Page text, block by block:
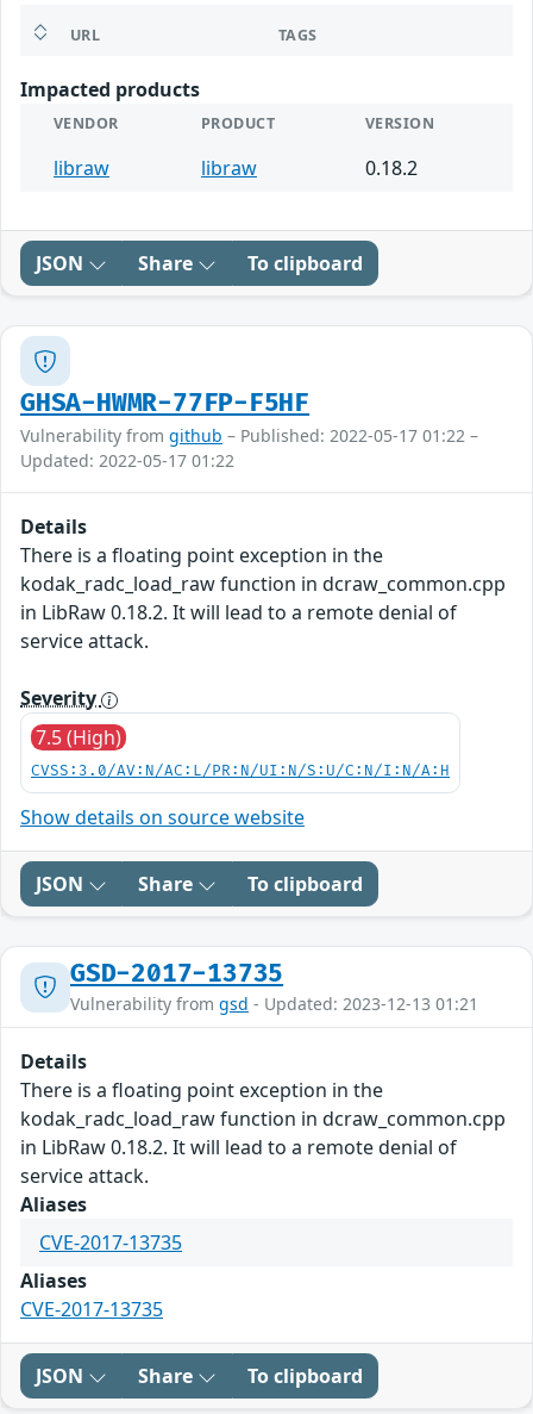
URL TAGS
Impacted products
VENDOR PRODUCT VERSION
libraw libraw 0.18.2
JSON Share To clipboard
GHSA-HWMR-77FP-F5HF
Vulnerability from github – Published: 2022-05-17 01:22 –
Updated: 2022-05-17 01:22
Details
There is a floating point exception in the
kodak_radc_load_raw function in dcraw_common.cpp
in LibRaw 0.18.2. It will lead to a remote denial of
service attack.
Severity
7.5 (High)
CVSS:3.0/AV:N/AC:L/PR:N/UI:N/S:U/C:N/I:N/A:H
Show details on source website
JSON Share To clipboard
GSD-2017-13735
Vulnerability from gsd - Updated: 2023-12-13 01:21
Details
There is a floating point exception in the
kodak_radc_load_raw function in dcraw_common.cpp
in LibRaw 0.18.2. It will lead to a remote denial of
service attack.
Aliases
CVE-2017-13735
Aliases
CVE-2017-13735
JSON Share To clipboard